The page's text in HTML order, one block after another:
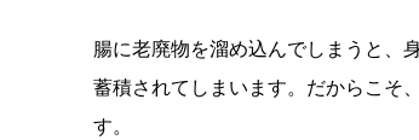
腸に老廃物を溜め込んでしまうと、
蓄積されてしまいます。だからこそ
す。